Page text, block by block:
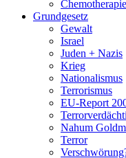
Chemotherapie
Grundgesetz
Gewalt
Israel
Juden + Nazis
Krieg
Nationalismus
Terrorismus
EU-Report
Nahum
Terror